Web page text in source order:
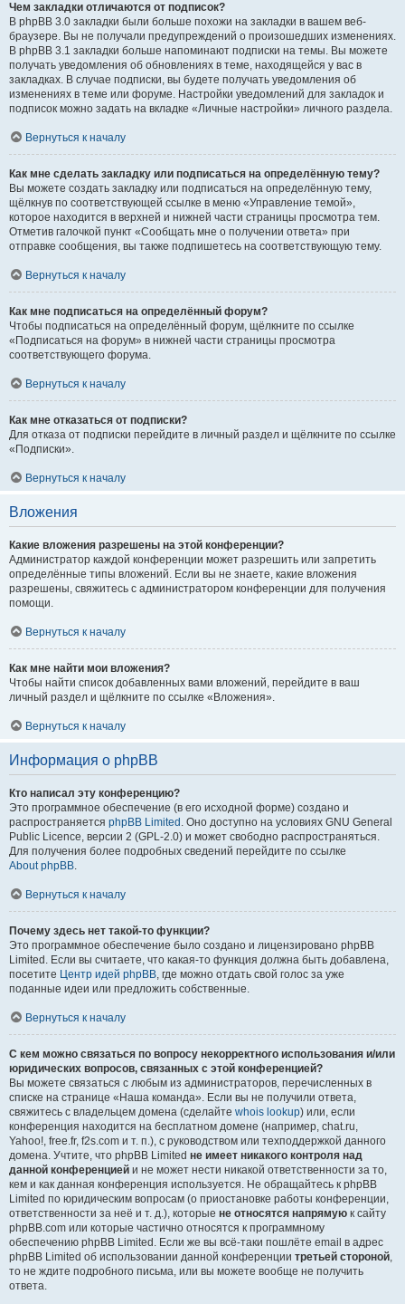
Чем закладки отличаются от подписок?
В phpBB 3.0 закладки были больше похожи на закладки в вашем веб-
браузере. Вы не получали предупреждений о произошедших изменениях.
В phpBB 3.1 закладки больше напоминают подписки на темы. Вы можете
получать уведомления об обновлениях в теме, находящейся у вас в
закладках. В случае подписки, вы будете получать уведомления об
изменениях в теме или форуме. Настройки уведомлений для закладок и
подписок можно задать на вкладке «Личные настройки» личного раздела.
Вернуться к началу
Как мне сделать закладку или подписаться на определённую тему?
Вы можете создать закладку или подписаться на определённую тему,
щёлкнув по соответствующей ссылке в меню «Управление темой»,
которое находится в верхней и нижней части страницы просмотра тем.
Отметив галочкой пункт «Сообщать мне о получении ответа» при
отправке сообщения, вы также подпишетесь на соответствующую тему.
Вернуться к началу
Как мне подписаться на определённый форум?
Чтобы подписаться на определённый форум, щёлкните по ссылке
«Подписаться на форум» в нижней части страницы просмотра
соответствующего форума.
Вернуться к началу
Как мне отказаться от подписки?
Для отказа от подписки перейдите в личный раздел и щёлкните по ссылке
«Подписки».
Вернуться к началу
Вложения
Какие вложения разрешены на этой конференции?
Администратор каждой конференции может разрешить или запретить
определённые типы вложений. Если вы не знаете, какие вложения
разрешены, свяжитесь с администратором конференции для получения
помощи.
Вернуться к началу
Как мне найти мои вложения?
Чтобы найти список добавленных вами вложений, перейдите в ваш
личный раздел и щёлкните по ссылке «Вложения».
Вернуться к началу
Информация о phpBB
Кто написал эту конференцию?
Это программное обеспечение (в его исходной форме) создано и
распространяется phpBB Limited . Оно доступно на условиях GNU General
Public Licence, версии 2 (GPL-2.0) и может свободно распространяться.
Для получения более подробных сведений перейдите по ссылке
About phpBB.
Вернуться к началу
Почему здесь нет такой-то функции?
Это программное обеспечение было создано и лицензировано phpBB
Limited. Если вы считаете, что какая-то функция должна быть добавлена,
посетите Центр идей phpBB, где можно отдать свой голос за уже
поданные идеи или предложить собственные.
Вернуться к началу
С кем можно связаться по вопросу некорректного использования и/или
юридических вопросов, связанных с этой конференцией?
Вы можете связаться с любым из администраторов, перечисленных в
списке на странице «Наша команда». Если вы не получили ответа,
свяжитесь с владельцем домена (сделайте whois lookup) или, если
конференция находится на бесплатном домене (например, chat.ru,
Yahoo!, free.fr, f2s.com и т. п.), с руководством или техподдержкой данного
домена. Учтите, что phpBB Limited не имеет никакого контроля над
данной конференцией и не может нести никакой ответственности за то,
кем и как данная конференция используется. Не обращайтесь к phpBB
Limited по юридическим вопросам (о приостановке работы конференции,
ответственности за неё и т. д.), которые не относятся напрямую к сайту
phpBB.com или которые частично относятся к программному
обеспечению phpBB Limited. Если же вы всё-таки пошлёте email в адрес
phpBB Limited об использовании данной конференции третьей стороной,
то не ждите подробного письма, или вы можете вообще не получить
ответа.